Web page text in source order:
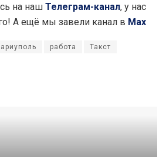
на наш Телеграм-канал, у нас
А ещё мы завели канал в Max
работа Такст